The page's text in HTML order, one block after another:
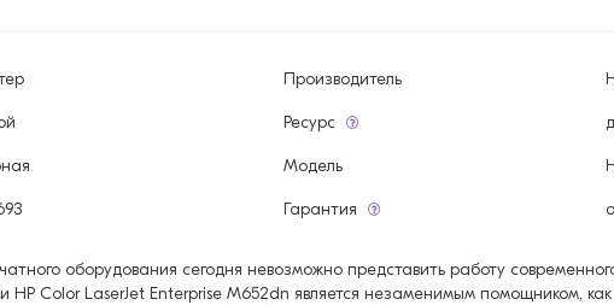
Производитель
Ресурс
Модель
Гарантия
оборудования сегодня невозможно представить работу
HP Color LaserJet Enterprise M652dn является незаменимым помощником,